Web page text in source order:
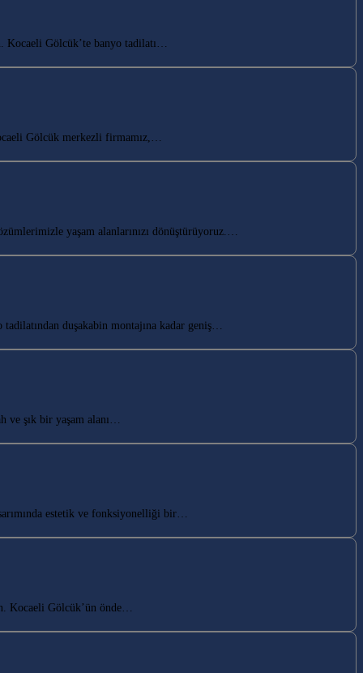
Kocaeli Gölcük’te banyo tadilatı…
Gölcük merkezli firmamız,…
yaşam alanlarınızı dönüştürüyoruz.…
duşakabin montajına kadar geniş…
ve şık bir yaşam alanı…
estetik ve fonksiyonelliği bir…
Kocaeli Gölcük’ün önde…